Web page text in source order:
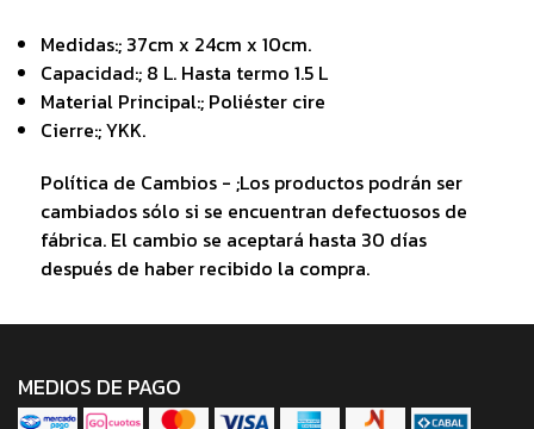
Medidas:; 37cm x 24cm x 10cm.
Capacidad:; 8 L. Hasta termo 1.5 L
Material Principal:; Poliéster cire
Cierre:; YKK.
Política de Cambios - ;Los productos podrán ser
cambiados sólo si se encuentran defectuosos de
fábrica. El cambio se aceptará hasta 30 días
después de haber recibido la compra.
MEDIOS DE PAGO